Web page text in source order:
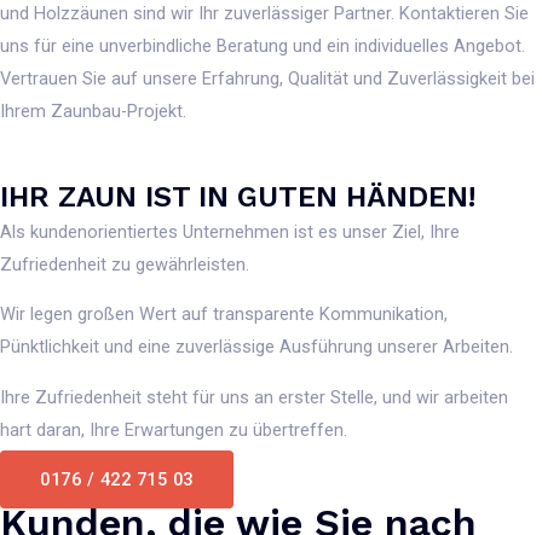
und Holzzäunen sind wir Ihr zuverlässiger Partner. Kontaktieren Sie
uns für eine unverbindliche Beratung und ein individuelles Angebot.
Vertrauen Sie auf unsere Erfahrung, Qualität und Zuverlässigkeit bei
Ihrem Zaunbau-Projekt.
IHR ZAUN IST IN GUTEN HÄNDEN!
Als kundenorientiertes Unternehmen ist es unser Ziel, Ihre
Zufriedenheit zu gewährleisten.
Wir legen großen Wert auf transparente Kommunikation,
Pünktlichkeit und eine zuverlässige Ausführung unserer Arbeiten.
Ihre Zufriedenheit steht für uns an erster Stelle, und wir arbeiten
hart daran, Ihre Erwartungen zu übertreffen.
0176 / 422 715 03
Kunden, die wie Sie nach